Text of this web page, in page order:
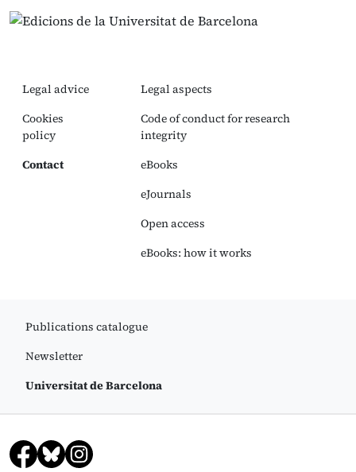
Legal advice
Cookies
policy
Contact
Legal aspects
Code of conduct for research
integrity
eBooks
eJournals
Open access
eBooks: how it works
Publications catalogue
Newsletter
Universitat de Barcelona